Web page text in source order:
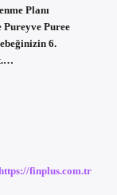
Planı
Pureyve Puree
6.
finplus.com.tr